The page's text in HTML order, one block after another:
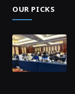
OUR PICKS